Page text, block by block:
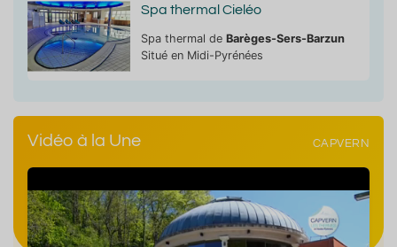
Spa thermal Cieléo
Spa thermal de Barèges-Sers-Barzun
Situé en Midi-Pyrénées
Vidéo à la Une CAPVERN